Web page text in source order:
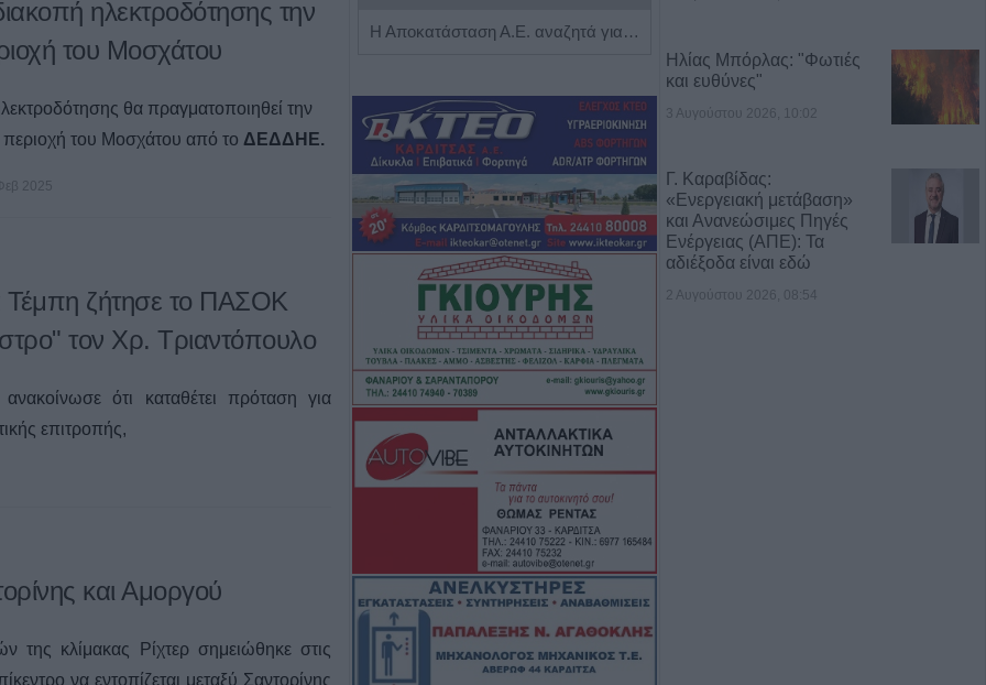
ηλεκτροδότησης την
του Μοσχάτου
θα πραγματοποιηθεί την
του Μοσχάτου από το ΔΕΔΔΗΕ.
2025
Τέμπη ζήτησε το ΠΑΣΟΚ
τον Χρ. Τριαντόπουλο
ότι καταθέτει πρόταση για
επιτροπής,
και Αμοργού
της κλίμακας Ρίχτερ σημειώθηκε στις
να εντοπίζεται μεταξύ Σαντορίνης
Η Αποκατάσταση Α.Ε. αναζητά για εργασία Νοσηλευτές και Βοηθούς Νοσηλευτές
Ηλίας Μπόρλας: "Φωτιές
και ευθύνες"
3 Αυγούστου 2026, 10:02
Γ. Καραβίδας:
«Ενεργειακή μετάβαση»
και Ανανεώσιμες Πηγές
Ενέργειας (ΑΠΕ): Τα
αδιέξοδα είναι εδώ
2 Αυγούστου 2026, 08:54